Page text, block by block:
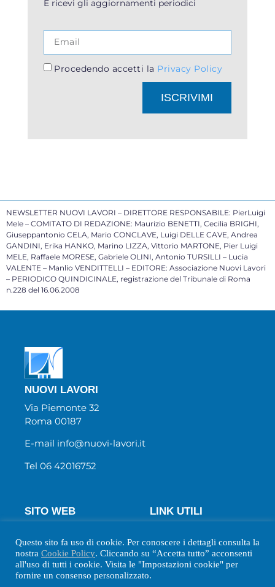
E ricevi gli aggiornamenti periodici
Procedendo accetti la Privacy Policy
ISCRIVIMI
NEWSLETTER NUOVI LAVORI – DIRETTORE RESPONSABILE: PierLuigi
Mele – COMITATO DI REDAZIONE: Maurizio BENETTI, Cecilia BRIGHI,
Giuseppantonio CELA, Mario CONCLAVE, Luigi DELLE CAVE, Andrea
GANDINI, Erika HANKO, Marino LIZZA, Vittorio MARTONE, Pier Luigi
MELE, Raffaele MORESE, Gabriele OLINI, Antonio TURSILLI – Lucia
VALENTE – Manlio VENDITTELLI – EDITORE: Associazione Nuovi Lavori
– PERIODICO QUINDICINALE, registrazione del Tribunale di Roma
n.228 del 16.06.2008
NUOVI LAVORI
Via Piemonte 32
Roma 00187
E-mail info@nuovi-lavori.it
Tel 06 42016752
SITO WEB
Newsletter
Biblio
Contatti
LINK UTILI
Privacy Policy
Cookie Policy
Questo sito fa uso di cookie. Per conoscere i dettagli consulta la
nostra Cookie Policy. Cliccando su “Accetta tutto” acconsenti
all'uso di tutti i cookie. Visita le "Impostazioni cookie" per
fornire un consenso personalizzato.